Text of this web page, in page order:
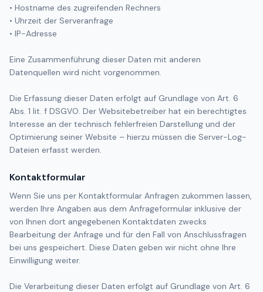
• Hostname des zugreifenden Rechners
• Uhrzeit der Serveranfrage
• IP-Adresse
Eine Zusammenführung dieser Daten mit anderen
Datenquellen wird nicht vorgenommen.
Die Erfassung dieser Daten erfolgt auf Grundlage von Art. 6
Abs. 1 lit. f DSGVO. Der Websitebetreiber hat ein berechtigtes
Interesse an der technisch fehlerfreien Darstellung und der
Optimierung seiner Website – hierzu müssen die Server-Log-
Dateien erfasst werden.
Kontaktformular
Wenn Sie uns per Kontaktformular Anfragen zukommen lassen,
werden Ihre Angaben aus dem Anfrageformular inklusive der
von Ihnen dort angegebenen Kontaktdaten zwecks
Bearbeitung der Anfrage und für den Fall von Anschlussfragen
bei uns gespeichert. Diese Daten geben wir nicht ohne Ihre
Einwilligung weiter.
Die Verarbeitung dieser Daten erfolgt auf Grundlage von Art. 6